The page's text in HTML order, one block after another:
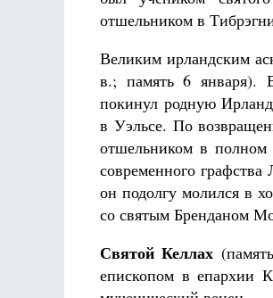
отшельником в
Великим ирландским
в.; память 6 января).
покинул родную
в Уэльсе. По
отшельником в
современного
он подолгу молился в
со святым Бренданом
Святой Келлах
епископом в епархии